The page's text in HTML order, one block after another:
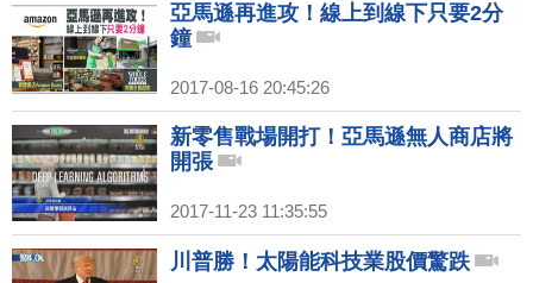
亞馬遜再進攻！線上到線下只要2分
鐘
2017-08-16 20:45:26
新零售戰場開打！亞馬遜無人商店將
開張
2017-11-23 11:35:55
川普勝！太陽能科技業股價驚跌